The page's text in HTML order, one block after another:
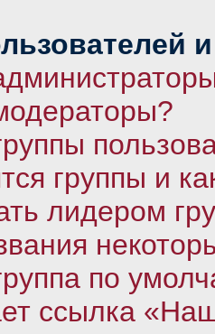
группы и
лидером
по
ссылка